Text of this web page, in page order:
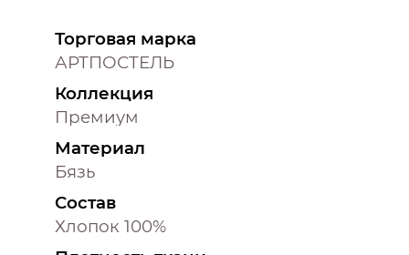
Торговая марка
АРТПОСТЕЛЬ
Коллекция
Премиум
Материал
Бязь
Состав
Хлопок 100%